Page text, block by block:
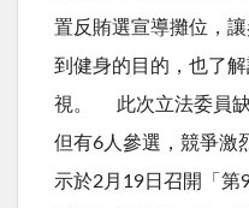
置反賄選宣導攤位，
到健身的目的，也了
視。 此次立法委員缺
但有6人參選，競爭激
示於2月19日召開「第